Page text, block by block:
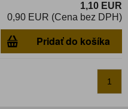
1,10 EUR
0,90 EUR (Cena bez DPH)
Pridať do košíka
1